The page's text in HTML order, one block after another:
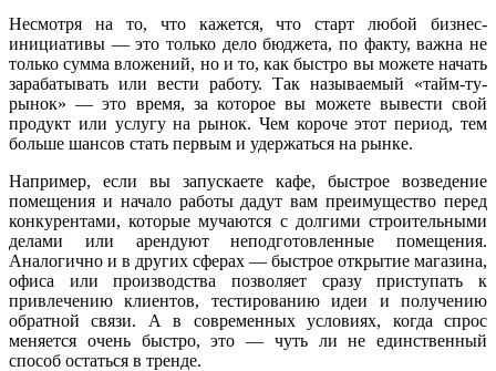
Несмотря на то, что кажется, что старт любой бизнес-
инициативы — это только дело бюджета, по факту, важна не
только сумма вложений, но и то, как быстро вы можете начать
зарабатывать или вести работу. Так называемый «тайм-ту-
рынок» — это время, за которое вы можете вывести свой
продукт или услугу на рынок. Чем короче этот период, тем
больше шансов стать первым и удержаться на рынке.
Например, если вы запускаете кафе, быстрое возведение
помещения и начало работы дадут вам преимущество перед
конкурентами, которые мучаются с долгими строительными
делами или арендуют неподготовленные помещения.
Аналогично и в других сферах — быстрое открытие магазина,
офиса или производства позволяет сразу приступать к
привлечению клиентов, тестированию идеи и получению
обратной связи. А в современных условиях, когда спрос
меняется очень быстро, это — чуть ли не единственный
способ остаться в тренде.